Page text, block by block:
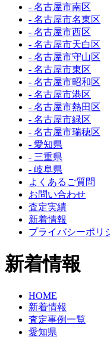
- 名古屋市南区
- 名古屋市名東区
- 名古屋市西区
- 名古屋市天白区
- 名古屋市守山区
- 名古屋市東区
- 名古屋市昭和区
- 名古屋市港区
- 名古屋市熱田区
- 名古屋市緑区
- 名古屋市瑞穂区
- 愛知県
- 三重県
- 岐阜県
よくあるご質問
お問い合わせ
査定実績
新着情報
プライバシーポリ
新着情報
HOME
新着情報
査定事例一覧
愛知県